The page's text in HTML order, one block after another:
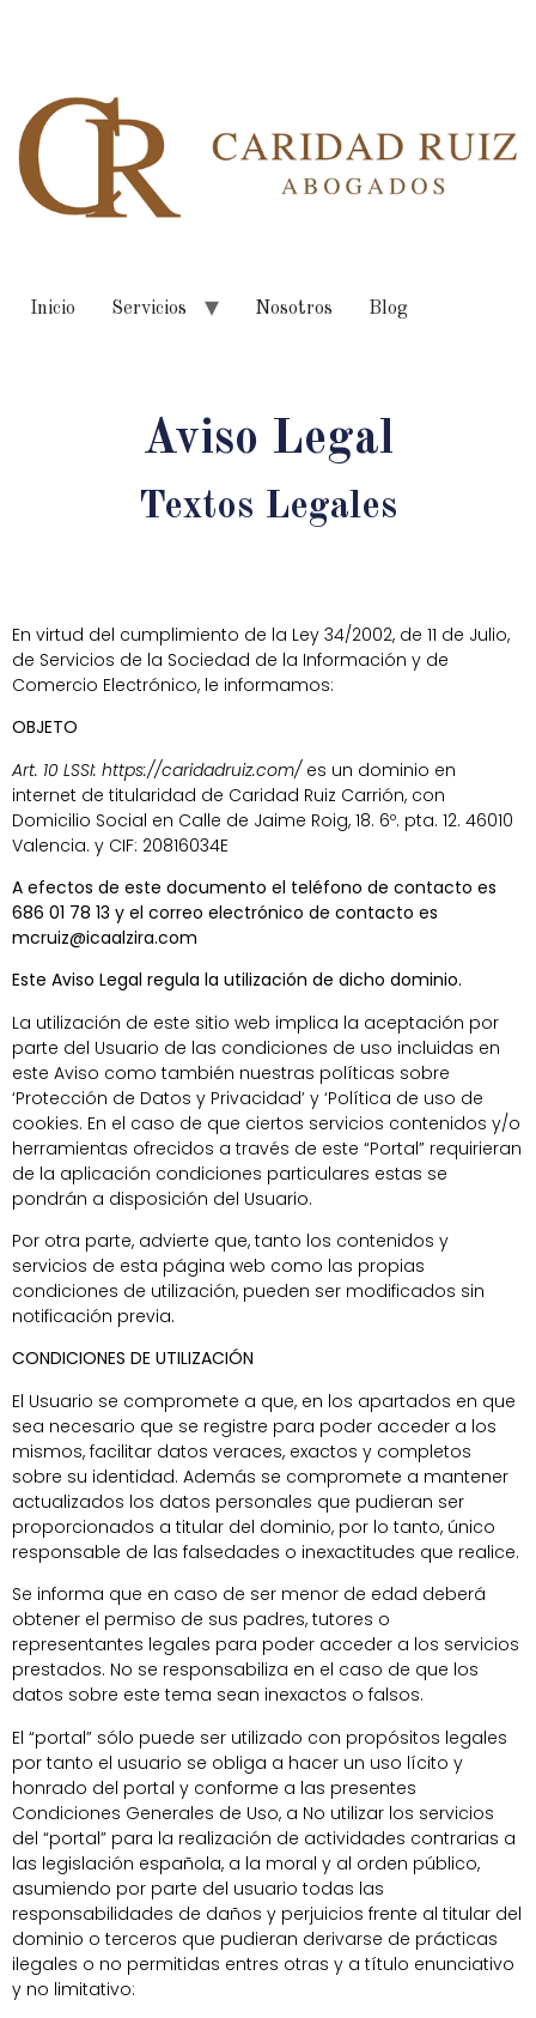
Inicio Servicios Nosotros Blog
Aviso Legal
Textos Legales
En virtud del cumplimiento de la Ley 34/2002, de 11 de Julio,
de Servicios de la Sociedad de la Información y de
Comercio Electrónico, le informamos:
OBJETO
Art. 10 LSSI: https://caridadruiz.com/ es un dominio en
internet de titularidad de Caridad Ruiz Carrión, con
Domicilio Social en Calle de Jaime Roig, 18. 6º. pta. 12. 46010
Valencia. y CIF: 20816034E
A efectos de este documento el teléfono de contacto es
686 01 78 13 y el correo electrónico de contacto es
mcruiz@icaalzira.com
Este Aviso Legal regula la utilización de dicho dominio.
La utilización de este sitio web implica la aceptación por
parte del Usuario de las condiciones de uso incluidas en
este Aviso como también nuestras políticas sobre
‘Protección de Datos y Privacidad’ y ‘Política de uso de
cookies. En el caso de que ciertos servicios contenidos y/o
herramientas ofrecidos a través de este “Portal” requirieran
de la aplicación condiciones particulares estas se
pondrán a disposición del Usuario.
Por otra parte, advierte que, tanto los contenidos y
servicios de esta página web como las propias
condiciones de utilización, pueden ser modificados sin
notificación previa.
CONDICIONES DE UTILIZACIÓN
El Usuario se compromete a que, en los apartados en que
sea necesario que se registre para poder acceder a los
mismos, facilitar datos veraces, exactos y completos
sobre su identidad. Además se compromete a mantener
actualizados los datos personales que pudieran ser
proporcionados a titular del dominio, por lo tanto, único
responsable de las falsedades o inexactitudes que realice.
Se informa que en caso de ser menor de edad deberá
obtener el permiso de sus padres, tutores o
representantes legales para poder acceder a los servicios
prestados. No se responsabiliza en el caso de que los
datos sobre este tema sean inexactos o falsos.
El “portal” sólo puede ser utilizado con propósitos legales
por tanto el usuario se obliga a hacer un uso lícito y
honrado del portal y conforme a las presentes
Condiciones Generales de Uso, a No utilizar los servicios
del “portal” para la realización de actividades contrarias a
las legislación española, a la moral y al orden público,
asumiendo por parte del usuario todas las
responsabilidades de daños y perjuicios frente al titular del
dominio o terceros que pudieran derivarse de prácticas
ilegales o no permitidas entres otras y a título enunciativo
y no limitativo: